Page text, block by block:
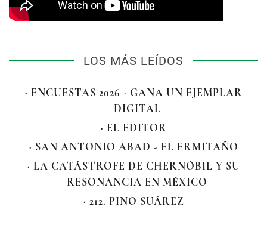
LOS MÁS LEÍDOS
· ENCUESTAS 2026 - GANA UN EJEMPLAR
DIGITAL
· EL EDITOR
· SAN ANTONIO ABAD - EL ERMITAÑO
· LA CATÁSTROFE DE CHERNÓBIL Y SU
RESONANCIA EN MÉXICO
· 212. PINO SUÁREZ